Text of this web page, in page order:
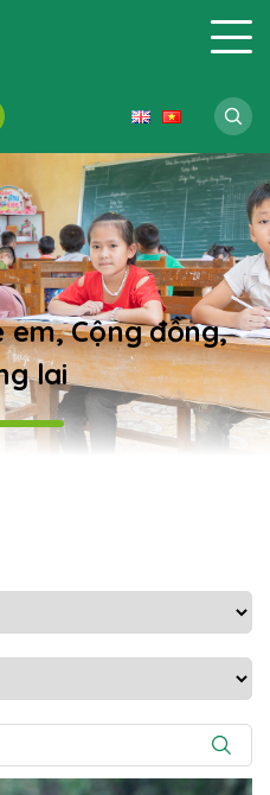
em, Cộng đồng,
lai